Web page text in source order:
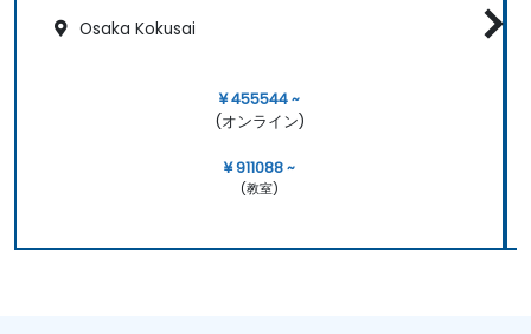
Osaka Kokusai
¥ 455544 ~
(オンライン)
¥ 911088 ~
(教室)